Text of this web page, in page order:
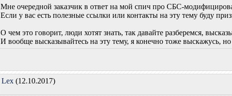
Мне очередной заказчик в ответ на мой спич про СБС-
Если у вас есть полезные ссылки или контакты на эту тему буду
О чем это говорит, люди хотят знать, так давайте разберемся,
И вообще высказывайтесь на эту тему, я конечно тоже выскажусь,
Lex (12.10.2017)